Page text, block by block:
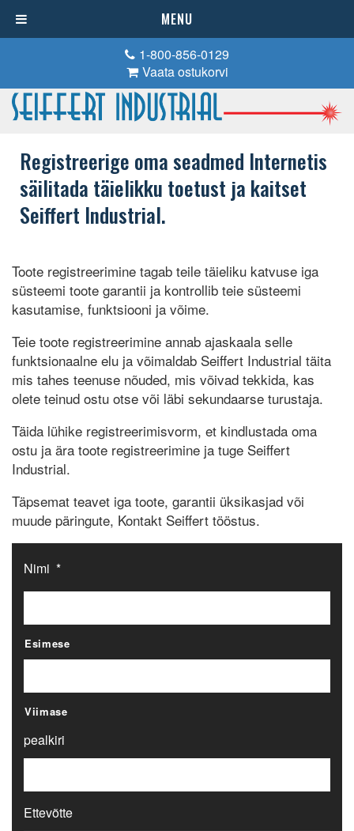
1-800-856-0129
Vaata ostukorvi
Registreerige oma seadmed Internetis
säilitada täielikku toetust ja kaitset
Seiffert Industrial.
Toote registreerimine tagab teile täieliku katvuse iga
süsteemi toote garantii ja kontrollib teie süsteemi
kasutamise, funktsiooni ja võime.
Teie toote registreerimine annab ajaskaala selle
funktsionaalne elu ja võimaldab Seiffert Industrial täita
mis tahes teenuse nõuded, mis võivad tekkida, kas
olete teinud ostu otse või läbi sekundaarse turustaja.
Täida lühike registreerimisvorm, et kindlustada oma
ostu ja ära toote registreerimine ja tuge Seiffert
Industrial.
Täpsemat teavet iga toote, garantii üksikasjad või
muude päringute, Kontakt Seiffert tööstus.
Nimi *
Esimese
Viimase
pealkiri
Ettevõtte
MENU